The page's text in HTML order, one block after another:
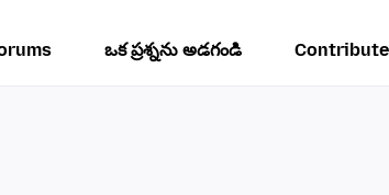
ఒక ప్రశ్నను అడగండి Contribute